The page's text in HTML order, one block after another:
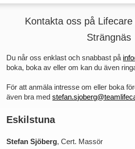
Kontakta oss på
Strängnäs
Du når oss enklast och snabbast på
boka, boka av eller om kan du även
För att anmäla intresse om eller boka
även bra med
Eskilstuna
Stefan Sjöberg,Cert. Massör